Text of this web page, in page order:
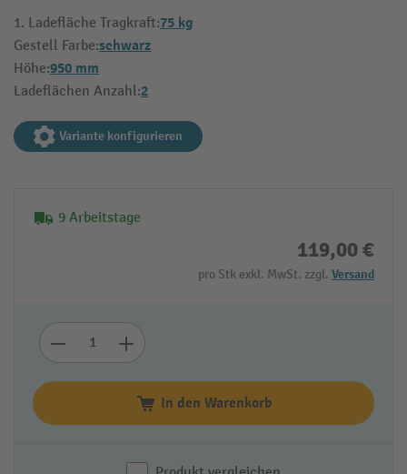
1. Ladefläche Tragkraft:75 kg
Gestell Farbe:schwarz
Höhe:950 mm
Ladeflächen Anzahl:2
Variante konfigurieren
9 Arbeitstage
119,00 €
pro Stk exkl. MwSt. zzgl. Versand
In den Warenkorb